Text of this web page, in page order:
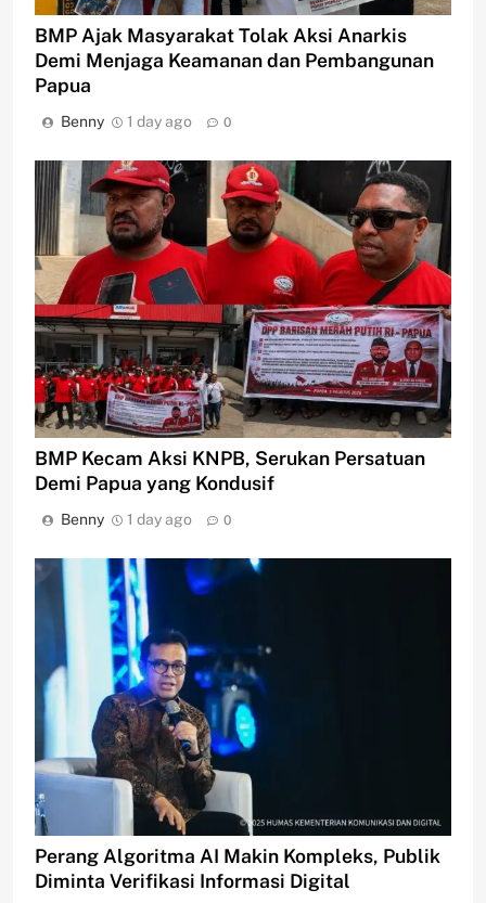
BMP Ajak Masyarakat Tolak Aksi Anarkis
Demi Menjaga Keamanan dan Pembangunan
Papua
Benny 1 day ago 0
BMP Kecam Aksi KNPB, Serukan Persatuan
Demi Papua yang Kondusif
Benny 1 day ago 0
Perang Algoritma AI Makin Kompleks, Publik
Diminta Verifikasi Informasi Digital